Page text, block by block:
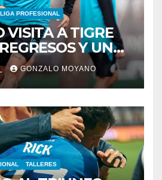
LIGA PROFESIONAL
VISITA A TIGRE
Y UNA
GONZALO MOYANO
TALLERES